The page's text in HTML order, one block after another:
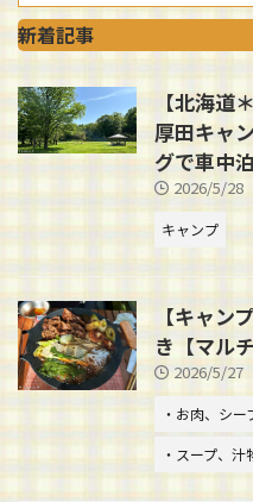
新着記事
【北海道
厚田キャ
グで車中
2026/5/28
キャンプ
【キャ
き【マル
2026/5/27
・お肉、シ
・スープ、汁